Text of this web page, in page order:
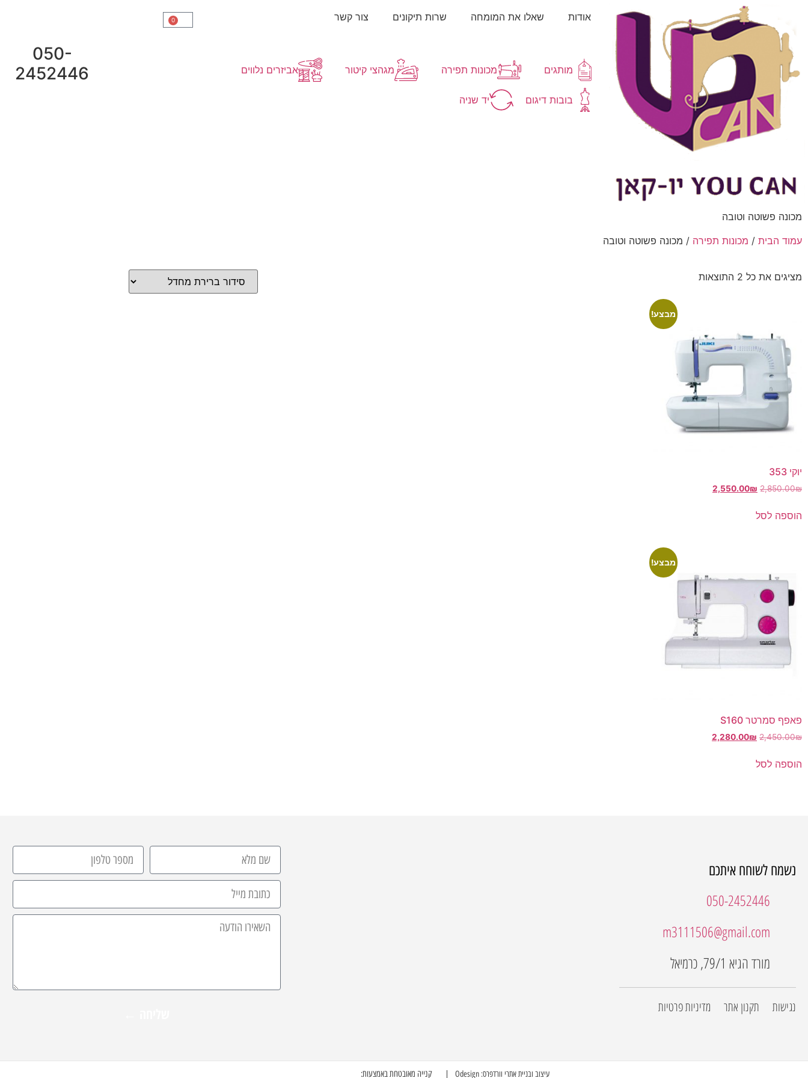
אודות שאלו את המומחה שרות תיקונים צור קשר
מותגים מכונות תפירה מגהצי קיטור אביזרים נלווים
בובות דיגום יד שניה
0
050-
2452446
מכונה פשוטה וטובה
עמוד הבית / מכונות תפירה / מכונה פשוטה וטובה
מציגים את כל ⁦2⁩ התוצאות
מבצע!
יוקי 353
2,850.00₪
2,550.00₪
הוספה לסל
מבצע!
פאפף סמרטר S160
2,450.00₪
2,280.00₪
הוספה לסל
נשמח לשוחח איתכם
050-2452446
m3111506@gmail.com
מורד הגיא 79/1, כרמיאל
נגישות תקנון אתר מדיניות פרטיות
עיצוב ובניית אתרי וורדפרס: Odesign קנייה מאובטחת באמצעות: